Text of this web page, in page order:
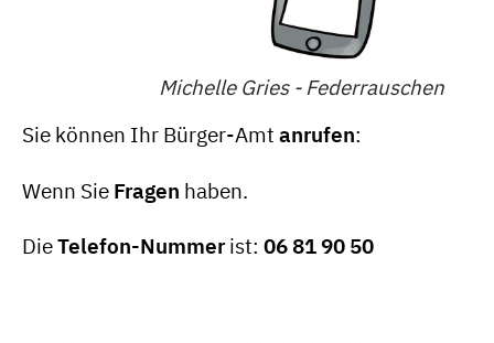
Michelle Gries - Federrauschen
Sie können Ihr Bürger-Amt anrufen:
Wenn Sie Fragen haben.
DieTelefon-Nummerist: 06 81 90 50